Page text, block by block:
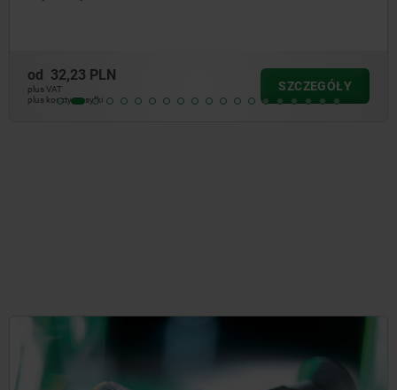
od 28,59 PLN
plus koszty wysyłki
SZCZEGÓŁY